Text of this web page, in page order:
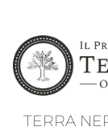
contenuto
principale
TERRA